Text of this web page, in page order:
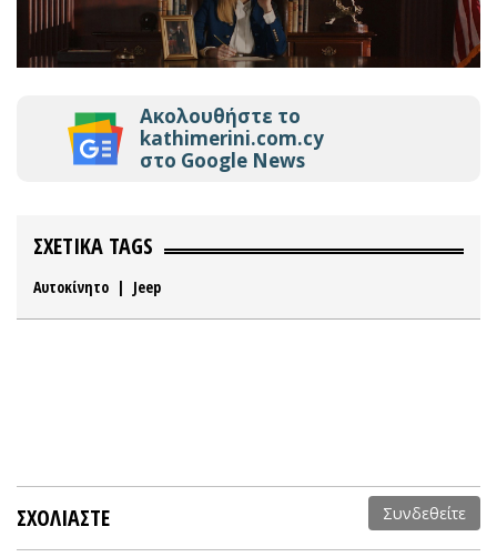
Ακολουθήστε το
kathimerini.com.cy
στο Google News
ΣΧΕΤΙΚΑ TAGS
Αυτοκίνητο | Jeep
ΣΧΟΛΙΑΣΤΕ Συνδεθείτε